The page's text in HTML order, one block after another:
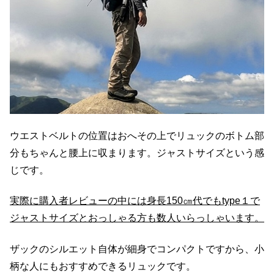
ウエストベルトの位置はおへその上でリュックのボトム部
分もちゃんと腰上に収まります。ジャストサイズという感
じです。
実際に購入者レビューの中には身長150㎝代でもtype１で
ジャストサイズとおっしゃる方も数人いらっしゃいます。
ザックのシルエット自体が細身でコンパクトですから、小
柄な人にもおすすめできるリュックです。